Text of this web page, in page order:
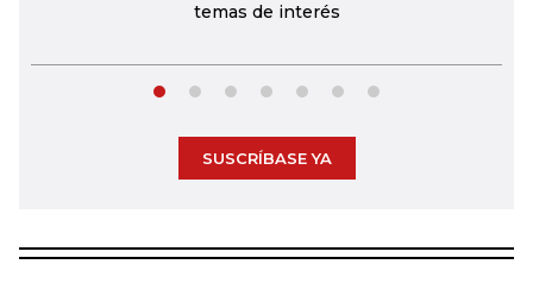
temas de interés
SUSCRÍBASE YA